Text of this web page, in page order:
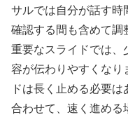
サルでは自分が話す時
確認する間も含めて調
重要なスライドでは、
容が伝わりやすくなり
ドは長く止める必要
合わせて、速く進める